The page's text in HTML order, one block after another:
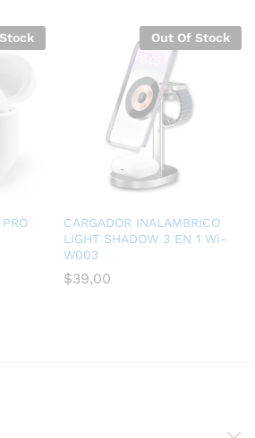
Out Of Stock
CARGADOR INALAMBRICO
LIGHT SHADOW 3 EN 1 Wi-
W003
$39,00